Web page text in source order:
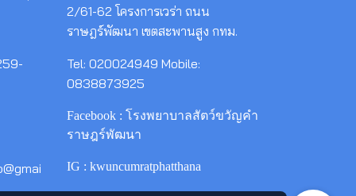
2/61-62 โครงการเวร่า ถนน
ราษฎร์พัฒนา เขตสะพานสูง กทม.
Tel: 020024949 Mobile:
0838873925
Facebook : โรงพยาบาลสัตว์ขวัญคำ
ราษฎร์พัฒนา
IG : kwuncumratphatthana